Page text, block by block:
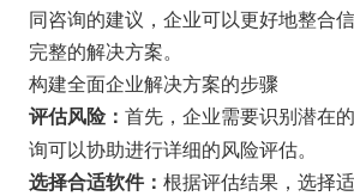
同咨询的建议，企业可以更好地整合
完整的解决方案。
构建全面企业解决方案的步骤
评估风险： 首先，企业需要识别潜在
询可以协助进行详细的风险评估。
选择合适软件： 根据评估结果，选择